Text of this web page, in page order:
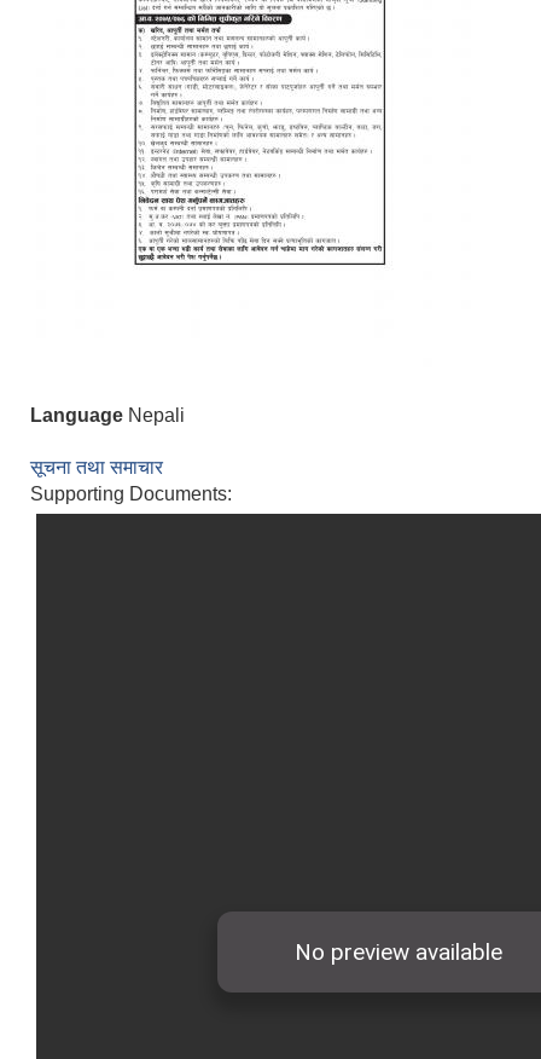
Language Nepali
सूचना तथा समाचार
Supporting Documents: